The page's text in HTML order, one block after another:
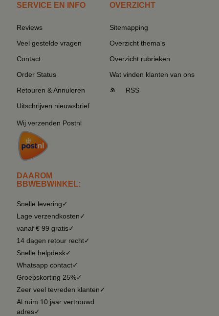
SERVICE EN INFO
Reviews
Veel gestelde vragen
Contact
Order Status
Retouren & Annuleren
Uitschrijven nieuwsbrief
Wij verzenden Postnl
DAAROM
BBWEBWINKEL:
Snelle levering✓
Lage verzendkosten✓
vanaf € 99 gratis✓
14 dagen retour recht✓
Snelle helpdesk✓
Whatsapp contact✓
Groepskorting 25%✓
Zeer veel tevreden klanten✓
Al ruim 10 jaar vertrouwd
adres✓
OVERZICHT
Sitemapping
Overzicht thema's
Overzicht rubrieken
Wat vinden klanten van ons
RSS